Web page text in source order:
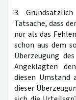
3.
Tatsache, dass
nur als das
schon aus dem
Überzeugung
Angeklagten
diesen Umstand
dieser